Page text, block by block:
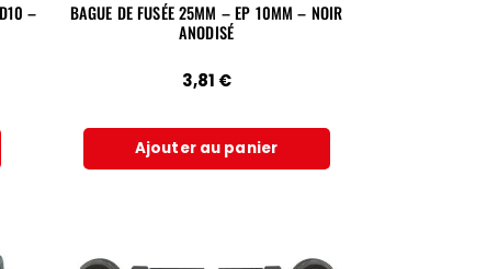
–
BAGUE DE FUSÉE 25MM – EP 10MM – NOIR
ANODISÉ
3,81 €
Ajouter au panier